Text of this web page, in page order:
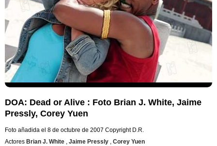
DOA: Dead or Alive : Foto Brian J. White, Jaime
Pressly, Corey Yuen
Foto añadida el 8 de octubre de 2007 Copyright D.R.
Actores Brian J. White , Jaime Pressly , Corey Yuen